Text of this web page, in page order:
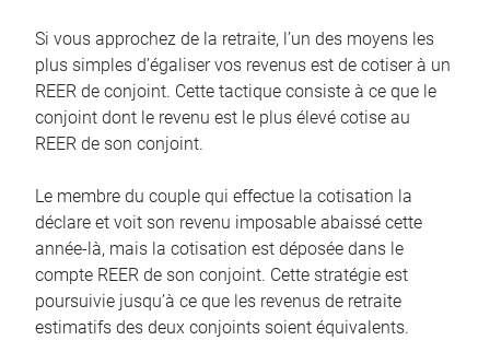
Si vous approchez de la retraite, l’un des moyens les
plus simples d’égaliser vos revenus est de cotiser à un
REER de conjoint. Cette tactique consiste à ce que le
conjoint dont le revenu est le plus élevé cotise au
REER de son conjoint.
Le membre du couple qui effectue la cotisation la
déclare et voit son revenu imposable abaissé cette
année-là, mais la cotisation est déposée dans le
compte REER de son conjoint. Cette stratégie est
poursuivie jusqu’à ce que les revenus de retraite
estimatifs des deux conjoints soient équivalents.